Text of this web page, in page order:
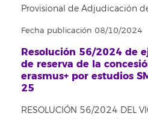
Provisional de Adjudicación
Fecha publicación 08/10/2024
Resolución 56/2024 de
de reserva de la
erasmus+ por estudios
25
RESOLUCIÓN 56/2024 DEL